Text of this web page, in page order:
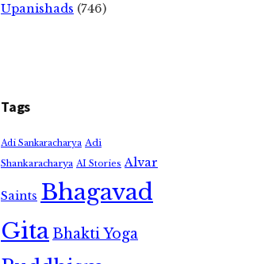
Upanishads (746)
Tags
Adi Sankaracharya Adi
Shankaracharya AI Stories Alvar
Saints Bhagavad
GitaBhakti Yoga